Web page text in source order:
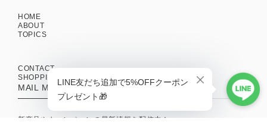
HOME
ABOUT
TOPICS
CONTACT
SHOPPING GUIDE
MAIL MAGAZINE
新商品やキャンペーンの最新情報を配信中！